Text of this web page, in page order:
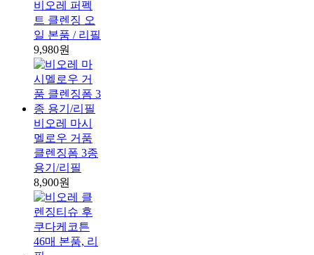
비오레 퍼펙
트 클렌징 오
일 본품 / 리필
9,980원
비오레 마시
멜로우 거품
클렌징폼 3종
용기/리필
8,900원